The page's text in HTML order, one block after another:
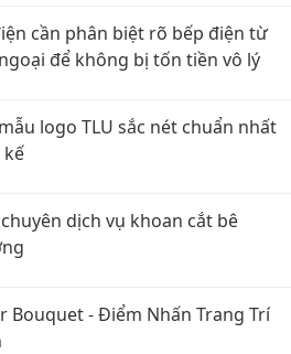
cần phân biệt rõ bếp điện từ
để không bị tốn tiền vô lý
logo TLU sắc nét chuẩn nhất
kế
dịch vụ khoan cắt bê
Bouquet - Điểm Nhấn Trang Trí